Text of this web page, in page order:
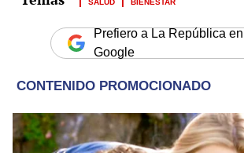
Prefiero a La República en
Google